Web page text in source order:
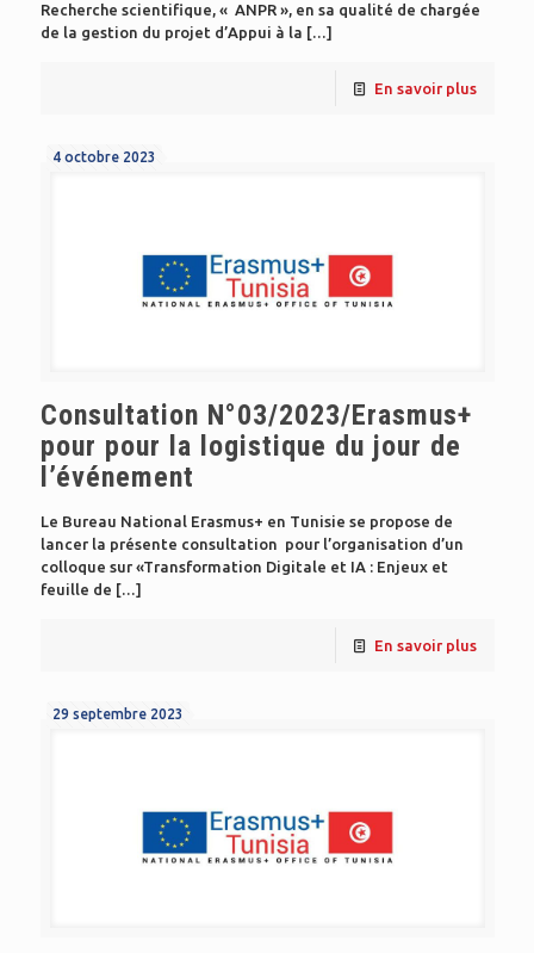
Recherche scientifique, « ANPR », en sa qualité de chargée
de la gestion du projet d’Appui à la […]
En savoir plus
4 octobre 2023
Consultation N°03/2023/Erasmus+
pour pour la logistique du jour de
l’événement
Le Bureau National Erasmus+ en Tunisie se propose de
lancer la présente consultation pour l’organisation d’un
colloque sur «Transformation Digitale et IA : Enjeux et
feuille de […]
En savoir plus
29 septembre 2023